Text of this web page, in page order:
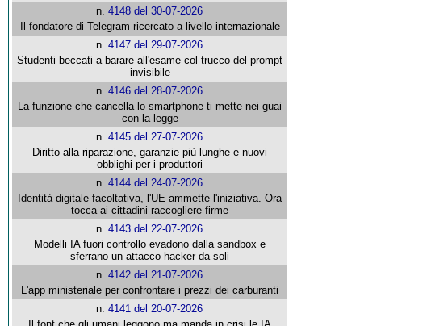
n.4148 del 30-07-2026
Il fondatore di Telegram ricercato a livello internazionale
n.4147 del 29-07-2026
Studenti beccati a barare all'esame col trucco del prompt
invisibile
n.4146 del 28-07-2026
La funzione che cancella lo smartphone ti mette nei guai
con la legge
n.4145 del 27-07-2026
Diritto alla riparazione, garanzie più lunghe e nuovi
obblighi per i produttori
n.4144 del 24-07-2026
Identità digitale facoltativa, l'UE ammette l'iniziativa. Ora
tocca ai cittadini raccogliere firme
n.4143 del 22-07-2026
Modelli IA fuori controllo evadono dalla sandbox e
sferrano un attacco hacker da soli
n.4142 del 21-07-2026
L'app ministeriale per confrontare i prezzi dei carburanti
n.4141 del 20-07-2026